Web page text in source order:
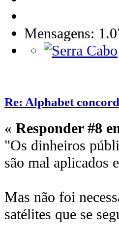
Mensagens:
Re: Alphabet
« Responder #8
"Os dinheiros
são mal aplicados
Mas não foi
satélites que se